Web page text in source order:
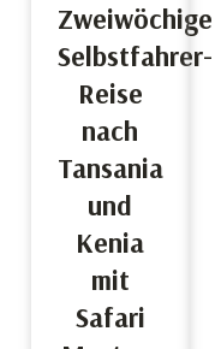
Zweiwöchige
Selbstfahrer-
Reise
nach
Tansania
und
Kenia
mit
Safari